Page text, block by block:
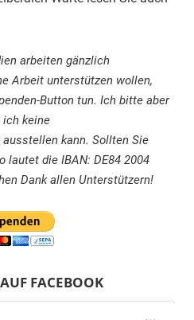
arbeiten gänzlich
Arbeit unterstützen wollen,
Button tun. Ich bitte aber
ich keine
kann. Sollten Sie
lautet die IBAN: DE84 2004
Dank allen Unterstützern!
FACEBOOK